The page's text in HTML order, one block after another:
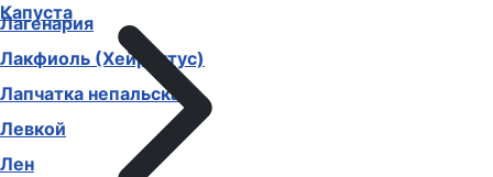
Лагенария
Лакфиоль (Хейрантус)
Лапчатка непальская
Левкой
Лен
Капуста